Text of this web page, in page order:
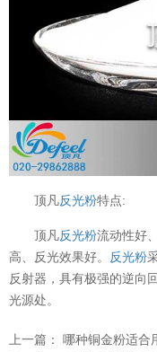
顶凡反光粉特点:
顶凡反光粉流动性好
高、反光效果好。
反光粉
反射器，具有极强的逆向
光源处。
上一篇： 哪种铜金粉适合